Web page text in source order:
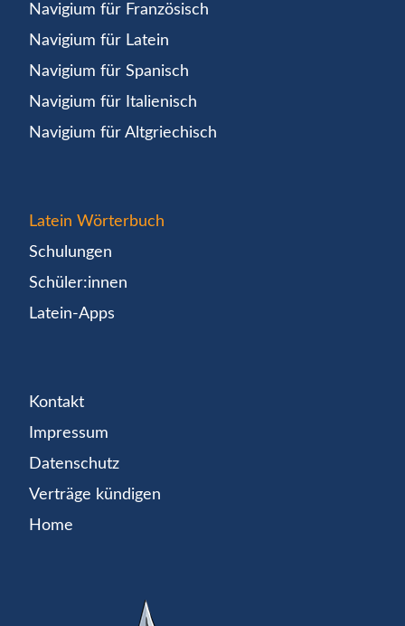
Navigium für Französisch
Navigium für Latein
Navigium für Spanisch
Navigium für Italienisch
Navigium für Altgriechisch
Latein Wörterbuch
Schulungen
Schüler:innen
Latein-Apps
Kontakt
Impressum
Datenschutz
Verträge kündigen
Home